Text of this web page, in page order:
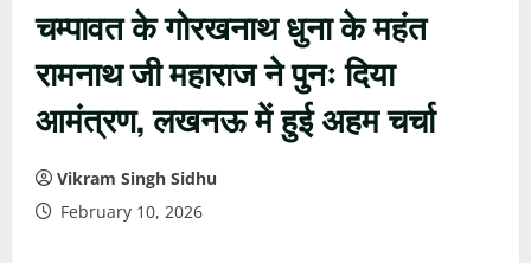
चम्पावत के गोरखनाथ धुना के महंत
रामनाथ जी महाराज ने पुनः दिया
आमंत्रण, लखनऊ में हुई अहम चर्चा
Vikram Singh Sidhu
February 10, 2026